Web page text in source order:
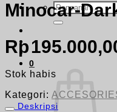
Pencarian
untuk:
0
Minocar-
Rp
Stok habis
Kategori:
Deskripsi